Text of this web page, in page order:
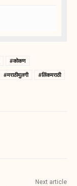
#कोकण
#मराठीमुलगी
#लिंकमराठी
Next article